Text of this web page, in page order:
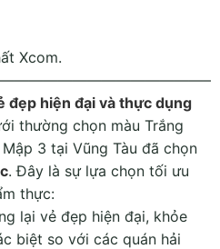
Xcom.
đẹp hiện đại và thực dụng
thường chọn màu Trắng
3 tại Vũng Tàu đã chọn
. Đây là sự lựa chọn tối ưu
thực:
lại vẻ đẹp hiện đại, khỏe
biệt so với các quán hải